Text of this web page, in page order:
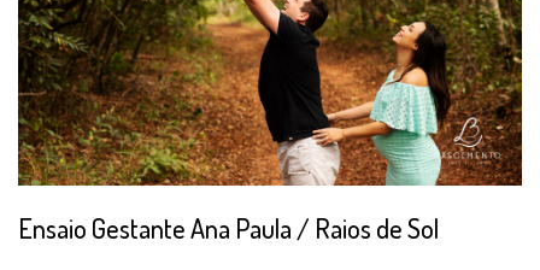
Ensaio Gestante Ana Paula / Raios de Sol